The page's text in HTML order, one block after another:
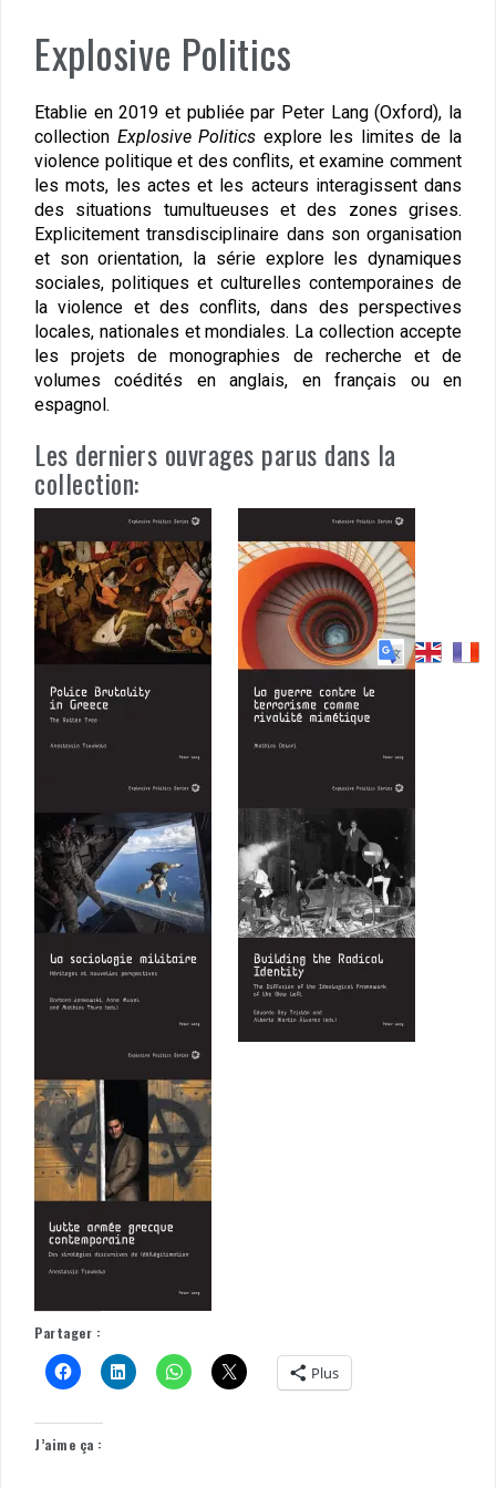
Explosive Politics
Etablie en 2019 et publiée par Peter Lang (Oxford), la
collection Explosive Politics explore les limites de la
violence politique et des conflits, et examine comment
les mots, les actes et les acteurs interagissent dans
des situations tumultueuses et des zones grises.
Explicitement transdisciplinaire dans son organisation
et son orientation, la série explore les dynamiques
sociales, politiques et culturelles contemporaines de
la violence et des conflits, dans des perspectives
locales, nationales et mondiales. La collection accepte
les projets de monographies de recherche et de
volumes coédités en anglais, en français ou en
espagnol.
Les derniers ouvrages parus dans la
collection:
Partager :
Plus
J’aime ça :